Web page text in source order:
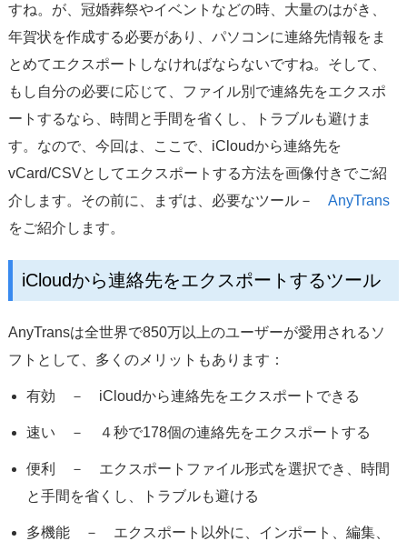
言語選択
すね。が、冠婚葬祭やイベントなどの時、大量のはがき、
年賀状を作成する必要があり、パソコンに連絡先情報をま
とめてエクスポートしなければならないですね。そして、
もし自分の必要に応じて、ファイル別で連絡先をエクスポ
ートするなら、時間と手間を省くし、トラブルも避けま
す。なので、今回は、ここで、iCloudから連絡先を
vCard/CSVとしてエクスポートする方法を画像付きでご紹
介します。その前に、まずは、必要なツール－ AnyTrans
をご紹介します。
iCloudから連絡先をエクスポートするツール
AnyTransは全世界で850万以上のユーザーが愛用されるソ
フトとして、多くのメリットもあります：
有効 － iCloudから連絡先をエクスポートできる
速い － ４秒で178個の連絡先をエクスポートする
便利 － エクスポートファイル形式を選択でき、時間
と手間を省くし、トラブルも避ける
多機能 － エクスポート以外に、インポート、編集、